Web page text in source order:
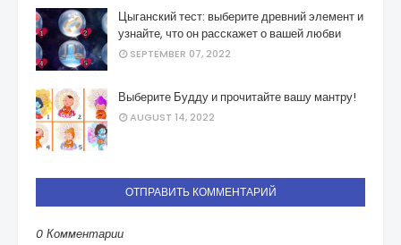
Цыганский тест: выберите древний элемент и
узнайте, что он расскажет о вашей любви
SEPTEMBER 07, 2022
Выберите Будду и прочитайте вашу мантру!
AUGUST 14, 2022
ОТПРАВИТЬ КОММЕНТАРИЙ
0 Комментарии